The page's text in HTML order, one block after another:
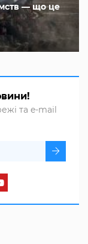
— що це
та e-mail